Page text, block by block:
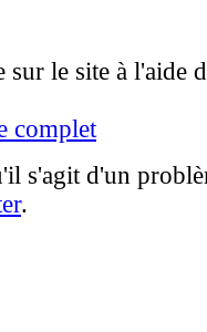
sur le site à l'aide
complet
s'agit d'un
.